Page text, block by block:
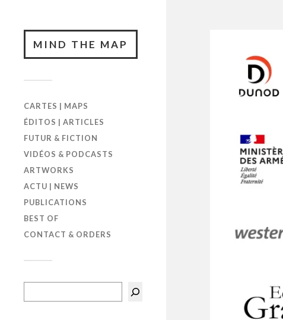
MIND THE MAP
CARTES | MAPS
ÉDITOS | ARTICLES
FUTUR & FICTION
VIDÉOS & PODCASTS
ARTWORKS
ACTU | NEWS
PUBLICATIONS
BEST OF
CONTACT & ORDERS